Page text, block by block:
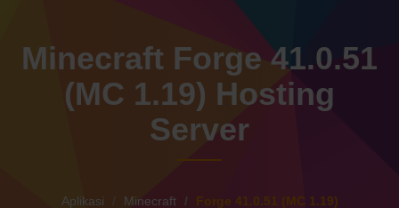
Minecraft Forge 41.0.51
(MC 1.19) Hosting
Server
Aplikasi Minecraft Forge 41.0.51 (MC 1.19)